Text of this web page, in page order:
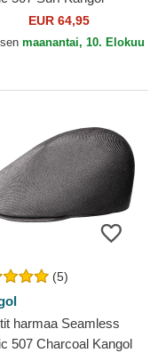
EUR 64,95
maanantai, 10. Elokuu
(5)
harmaa Seamless
507 Charcoal Kangol